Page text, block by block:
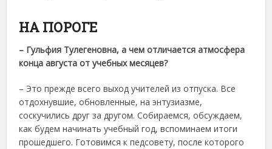
НА ПОРОГЕ
– Гульфия Тулегеновна, а чем отличается атмосфера
конца августа от учебных месяцев?
– Это прежде всего выход учителей из отпуска. Все
отдохнувшие, обновленные, на энтузиазме,
соскучились друг за другом. Собираемся, обсуждаем,
как будем начинать учебный год, вспоминаем итоги
прошедшего. Готовимся к педсовету, после которого